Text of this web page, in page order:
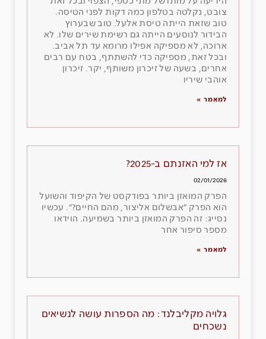
צובט, נקלטה בטלפון כמה דקות לפני הטיסה.
טוב שזאת הייתה טיסת אלעל. טוב שבערוץ
הבידור לנוסעים הייתה גם רשימת שירים שלו. לא
ארוכה, לא מספיקה אפילו מרומא עד תל אביב.
ובכל זאת, מספיקה כדי להשתתף, בטח עם רבים
אחרים, בשעה של זיכרון משותף, יקר. זיכרון
אוהבי שיריו
למאמר »
אז למי האזנתם ב-2025?
02/01/2026
הפרק המואזן ביותר בפודקסט של הקיפוד והשועל
הוא הפרק ״אבשלום אליצור, מהם החיים?״. עכשיו
נסייג: זה הפרק המואזן ביותר בשמיעה. הוידאו
מספר סיפור אחר
למאמר »
גלויה מקליבלנד: מה הספרות עושה לנשיאים
נשכחים